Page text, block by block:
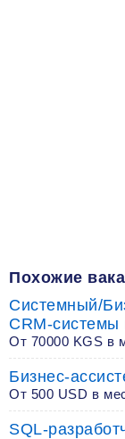
Похожие
Системный/
CRM-
От 70000 KGS в
Бизнес-
От 500 USD в
SQL-